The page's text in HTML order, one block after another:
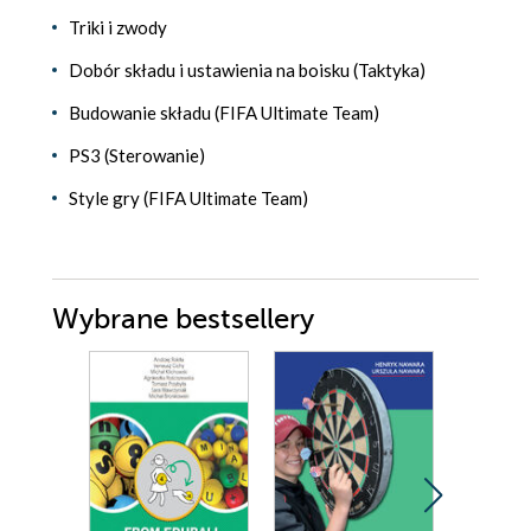
Triki i zwody
Dobór składu i ustawienia na boisku (Taktyka)
Budowanie składu (FIFA Ultimate Team)
PS3 (Sterowanie)
Style gry (FIFA Ultimate Team)
Wybrane bestsellery